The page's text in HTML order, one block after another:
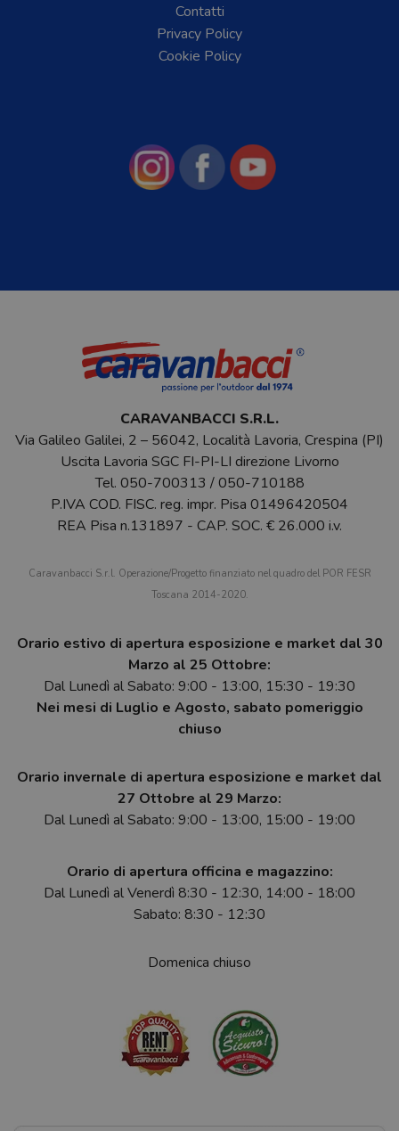
Contatti
Privacy Policy
Cookie Policy
CARAVANBACCI S.R.L.
Via Galileo Galilei, 2 – 56042, Località Lavoria, Crespina (PI)
Uscita Lavoria SGC FI-PI-LI direzione Livorno
Tel. 050-700313 /050-710188
P.IVA COD. FISC. reg. impr. Pisa 01496420504
REA Pisa n.131897 - CAP. SOC. € 26.000 i.v.
Caravanbacci S.r.l. Operazione/Progetto finanziato nel quadro del POR FESR
Toscana 2014-2020.
Orario estivo di apertura esposizione e market dal 30
Marzo al 25 Ottobre:
Dal Lunedì al Sabato: 9:00 - 13:00, 15:30 - 19:30
Nei mesi di Luglio e Agosto, sabato pomeriggio
chiuso
Orario invernale di apertura esposizione e market dal
27 Ottobre al 29 Marzo:
Dal Lunedì al Sabato: 9:00 - 13:00, 15:00 - 19:00
Orario di apertura officina e magazzino:
Dal Lunedì al Venerdì 8:30 - 12:30, 14:00 - 18:00
Sabato: 8:30 - 12:30
Domenica chiuso